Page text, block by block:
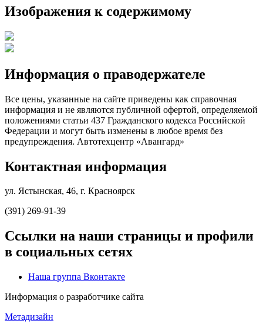
Изображения к содержимому
Информация о праводержателе
Все цены, указанные на сайте приведены как справочная
информация и не являются публичной офертой, определяемой
положениями статьи 437 Гражданского кодекса Российской
Федерации и могут быть изменены в любое время без
предупреждения. Автотехцентр «Авангард»
Контактная информация
ул. Ястынская, 46, г. Красноярск
(391) 269-91-39
Ссылки на наши страницы и профили
в социальных сетях
Наша группа Вконтакте
Информация о разработчике сайта
Метадизайн